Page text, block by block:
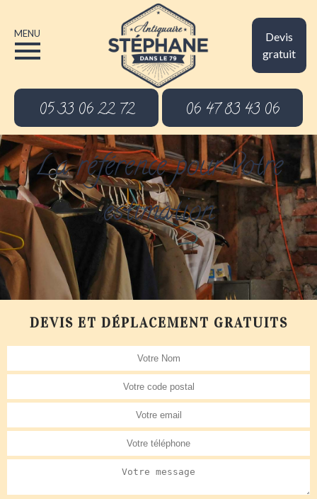
Devis
gratuit
MENU
05 33 06 22 72 06 47 83 43 06
La référence pour votre
estimation
DEVIS ET DÉPLACEMENT GRATUITS